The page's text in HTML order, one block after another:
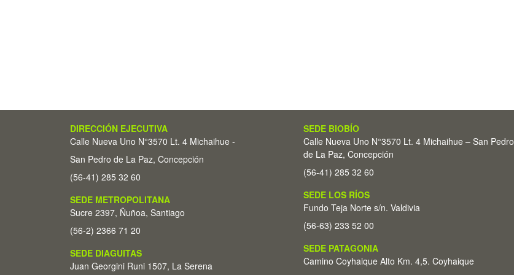
DIRECCIÓN EJECUTIVA
Calle Nueva Uno N°3570 Lt. 4 Michaihue -
San Pedro de La Paz, Concepción
(56-41) 285 32 60
SEDE METROPOLITANA
Sucre 2397, Ñuñoa, Santiago
(56-2) 2366 71 20
SEDE DIAGUITAS
Juan Georgini Runi 1507, La Serena
SEDE BIOBÍO
Calle Nueva Uno N°3570 Lt. 4 Michaihue – San Pedro
de La Paz, Concepción
(56-41) 285 32 60
SEDE LOS RÍOS
Fundo Teja Norte s/n. Valdivia
(56-63) 233 52 00
SEDE PATAGONIA
Camino Coyhaique Alto Km. 4,5. Coyhaique